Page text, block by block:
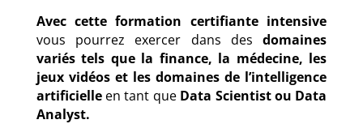
Avec cette formation certifiante intensive
vous pourrez exercer dans desdomaines
variés tels que la finance, la médecine, les
jeux vidéos et les domaines de l’intelligence
artificielle en tant que Data Scientist ou Data
Analyst.